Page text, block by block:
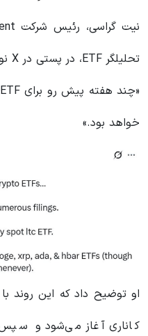
تحلیلگر ETF، در پستی در X نوشت:
خواهد بود.»